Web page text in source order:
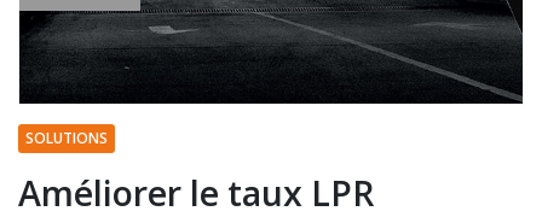
SOLUTIONS
Améliorer le taux LPR